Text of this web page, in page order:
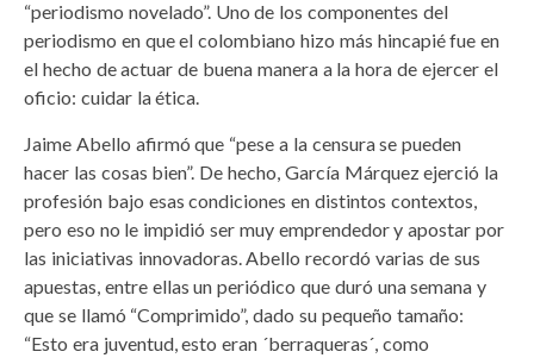
“periodismo novelado”. Uno de los componentes del
periodismo en que el colombiano hizo más hincapié fue en
el hecho de actuar de buena manera a la hora de ejercer el
oficio: cuidar la ética.
Jaime Abello afirmó que “pese a la censura se pueden
hacer las cosas bien”. De hecho, García Márquez ejerció la
profesión bajo esas condiciones en distintos contextos,
pero eso no le impidió ser muy emprendedor y apostar por
las iniciativas innovadoras. Abello recordó varias de sus
apuestas, entre ellas un periódico que duró una semana y
que se llamó “Comprimido”, dado su pequeño tamaño:
“Esto era juventud, esto eran ´berraqueras´, como